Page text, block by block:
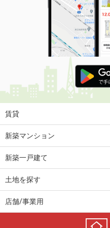
賃貸
新築マンション
新築一戸建て
土地を探す
店舗/事業用